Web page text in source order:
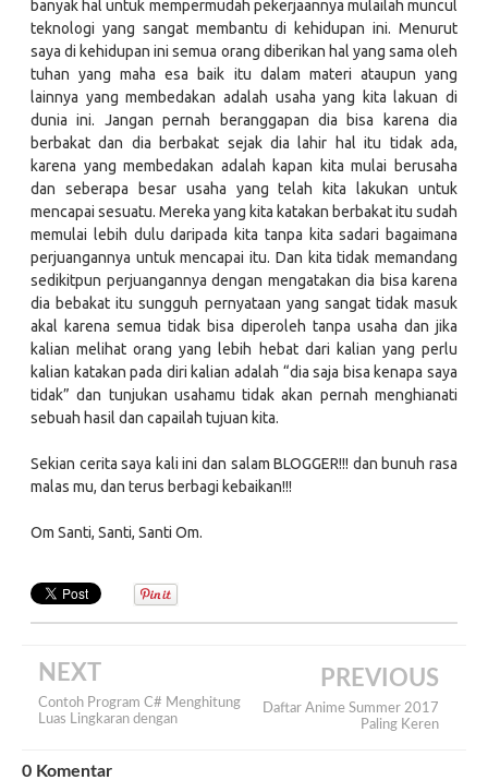
banyak hal untuk mempermudah pekerjaannya mulailah muncul
teknologi yang sangat membantu di kehidupan ini. Menurut
saya di kehidupan ini semua orang diberikan hal yang sama oleh
tuhan yang maha esa baik itu dalam materi ataupun yang
lainnya yang membedakan adalah usaha yang kita lakuan di
dunia ini. Jangan pernah beranggapan dia bisa karena dia
berbakat dan dia berbakat sejak dia lahir hal itu tidak ada,
karena yang membedakan adalah kapan kita mulai berusaha
dan seberapa besar usaha yang telah kita lakukan untuk
mencapai sesuatu. Mereka yang kita katakan berbakat itu sudah
memulai lebih dulu daripada kita tanpa kita sadari bagaimana
perjuangannya untuk mencapai itu. Dan kita tidak memandang
sedikitpun perjuangannya dengan mengatakan dia bisa karena
dia bebakat itu sungguh pernyataan yang sangat tidak masuk
akal karena semua tidak bisa diperoleh tanpa usaha dan jika
kalian melihat orang yang lebih hebat dari kalian yang perlu
kalian katakan pada diri kalian adalah “dia saja bisa kenapa saya
tidak” dan tunjukan usahamu tidak akan pernah menghianati
sebuah hasil dan capailah tujuan kita.
Sekian cerita saya kali ini dan salam BLOGGER!!! dan bunuh rasa
malas mu, dan terus berbagi kebaikan!!!
Om Santi, Santi, Santi Om.
NEXT
Contoh Program C# Menghitung
Luas Lingkaran dengan
PREVIOUS
Daftar Anime Summer 2017
Paling Keren
0 Komentar